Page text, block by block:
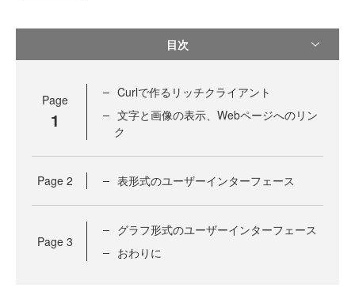
目次
Page
1
Curlで作るリッチクライアント
文字と画像の表示、Webページへのリン
ク
Page 2 表形式のユーザーインターフェース
Page 3
グラフ形式のユーザーインターフェース
おわりに